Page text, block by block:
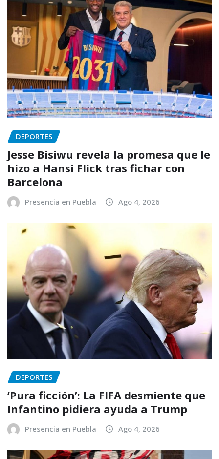
DEPORTES
Jesse Bisiwu revela la promesa que le
hizo a Hansi Flick tras fichar con
Barcelona
Presencia en Puebla Ago 4, 2026
DEPORTES
‘Pura ficción’: La FIFA desmiente que
Infantino pidiera ayuda a Trump
Presencia en Puebla Ago 4, 2026